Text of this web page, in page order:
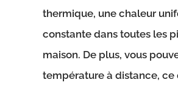
thermique, une chaleur
constante dans toutes les
maison. De plus, vous
température à distance, ce